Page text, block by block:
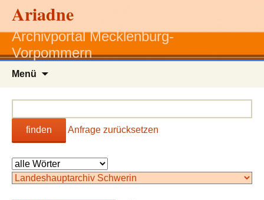
Ariadne
Archivportal Mecklenburg-
Vorpommern
Menü
finden Anfrage zurücksetzen